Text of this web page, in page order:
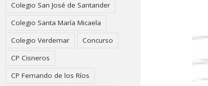
Colegio San José de Santander
Colegio Santa María Micaela
Colegio Verdemar
Concurso
CP Cisneros
CP Fernando de los Ríos